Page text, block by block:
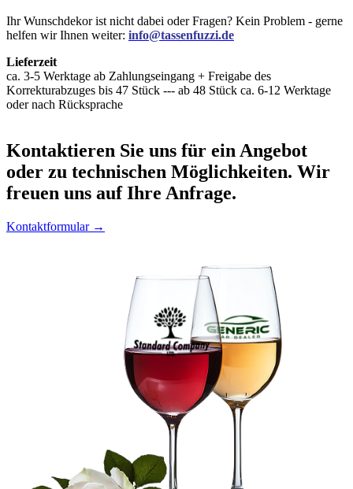
Ihr Wunschdekor ist nicht dabei oder Fragen? Kein Problem - gerne
helfen wir Ihnen weiter: info@tassenfuzzi.de
Lieferzeit
ca. 3-5 Werktage ab Zahlungseingang + Freigabe des
Korrekturabzuges bis 47 Stück --- ab 48 Stück ca. 6-12 Werktage
oder nach Rücksprache
Kontaktieren Sie uns für ein Angebot
oder zu technischen Möglichkeiten. Wir
freuen uns auf Ihre Anfrage.
Kontaktformular →